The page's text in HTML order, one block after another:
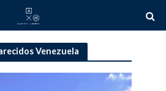
Venezuela